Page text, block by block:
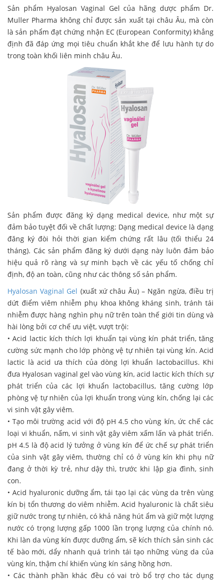
Sản phẩm Hyalosan Vaginal Gel của hãng dược phẩm Dr.
Muller Pharma không chỉ được sản xuất tại châu Âu, mà còn
là sản phẩm đạt chứng nhận EC (European Conformity) khẳng
định đã đáp ứng mọi tiêu chuẩn khắt khe để lưu hành tự do
trong toàn khối liên minh châu Âu.
Sản phẩm được đăng ký dạng medical device, như một sự
đảm bảo tuyệt đối về chất lượng: Dạng medical device là dạng
đăng ký đòi hỏi thời gian kiểm chứng rất lâu (tối thiểu 24
tháng). Các sản phẩm đăng ký dưới dạng này luôn đảm bảo
hiệu quả rõ ràng và sự minh bạch về các yếu tố chống chỉ
định, độ an toàn, cũng như các thông số sản phẩm.
Hyalosan Vaginal Gel (xuất xứ châu Âu) – Ngăn ngừa, điều trị
dứt điểm viêm nhiễm phụ khoa không kháng sinh, tránh tái
nhiễm được hàng nghìn phụ nữ trên toàn thế giới tin dùng và
hài lòng bởi cơ chế ưu việt, vượt trội:
• Acid lactic kích thích lợi khuẩn tại vùng kín phát triển, tăng
cường sức mạnh cho lớp phòng vệ tự nhiên tại vùng kín. Acid
lactic là acid ưa thích của dòng lợi khuẩn lactobacillus. Khi
đưa Hyalosan vaginal gel vào vùng kín, acid lactic kích thích sự
phát triển của các lợi khuẩn lactobacillus, tăng cường lớp
phòng vệ tự nhiên của lợi khuẩn trong vùng kín, chống lại các
vi sinh vật gây viêm.
• Tạo môi trường acid với độ pH 4.5 cho vùng kín, ức chế các
loại vi khuẩn, nấm, vi sinh vật gây viêm xấm lấn và phát triển.
pH 4.5 là độ acid lý tưởng ở vùng kín để ức chế sự phát triển
của sinh vật gây viêm, thường chỉ có ở vùng kín khi phụ nữ
đang ở thời kỳ trẻ, như dậy thì, trước khi lập gia đình, sinh
con.
• Acid hyaluronic dưỡng ẩm, tái tạo lại các vùng da trên vùng
kín bị tổn thương do viêm nhiễm. Acid hyaluronic là chất siêu
giữ nước trong tự nhiên, có khả năng hút ẩm và giữ một lượng
nước có trọng lượng gấp 1000 lần trọng lượng của chính nó.
Khi làn da vùng kín được dưỡng ẩm, sẽ kích thích sản sinh các
tế bào mới, dẩy nhanh quá trình tái tạo những vùng da của
vùng kín, thậm chí khiến vùng kín sáng hồng hơn.
• Các thành phần khác đều có vai trò bổ trợ cho tác dụng